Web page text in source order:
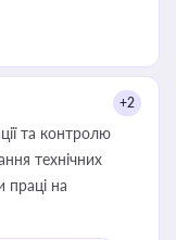
+2
та контролю
технічних
праці на